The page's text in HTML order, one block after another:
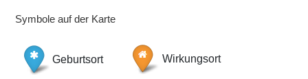
Symbole auf der Karte
Geburtsort Wirkungsort